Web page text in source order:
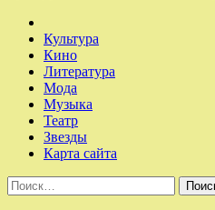
Культура
Кино
Литература
Мода
Музыка
Театр
Звезды
Карта сайта
Найти: